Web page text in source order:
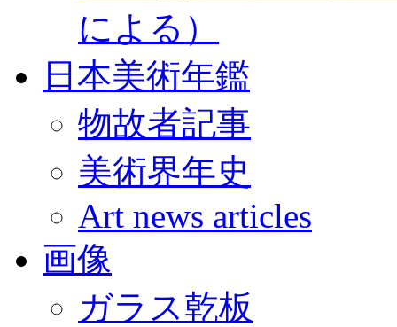
による）
日本美術年鑑
物故者記事
美術界年史
Art news articles
画像
ガラス乾板